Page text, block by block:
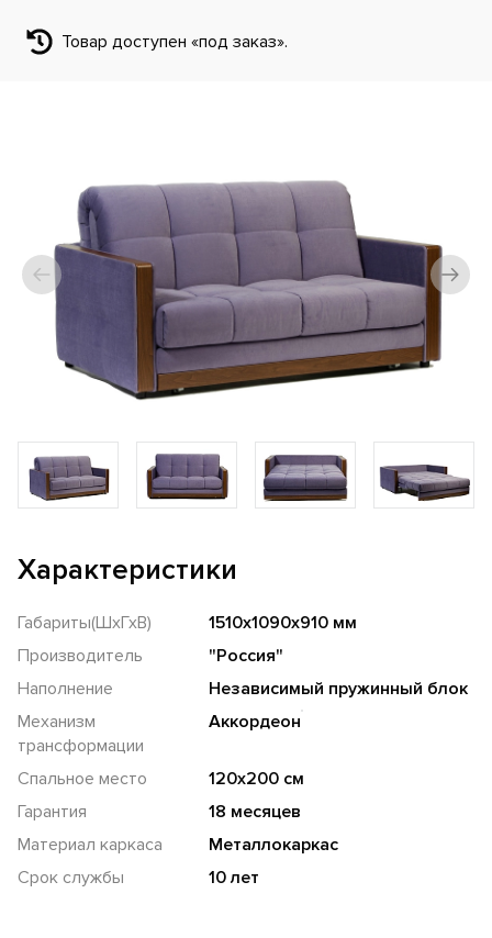
Товар доступен «под заказ».
Характеристики
Габариты(ШхГхВ)
1510х1090х910 мм
Производитель
"Россия"
Наполнение
Независимый пружинный блок
Механизм
трансформации
Аккордеон
Спальное место
120х200 см
Гарантия
18 месяцев
Материал каркаса
Металлокаркас
Срок службы
10 лет